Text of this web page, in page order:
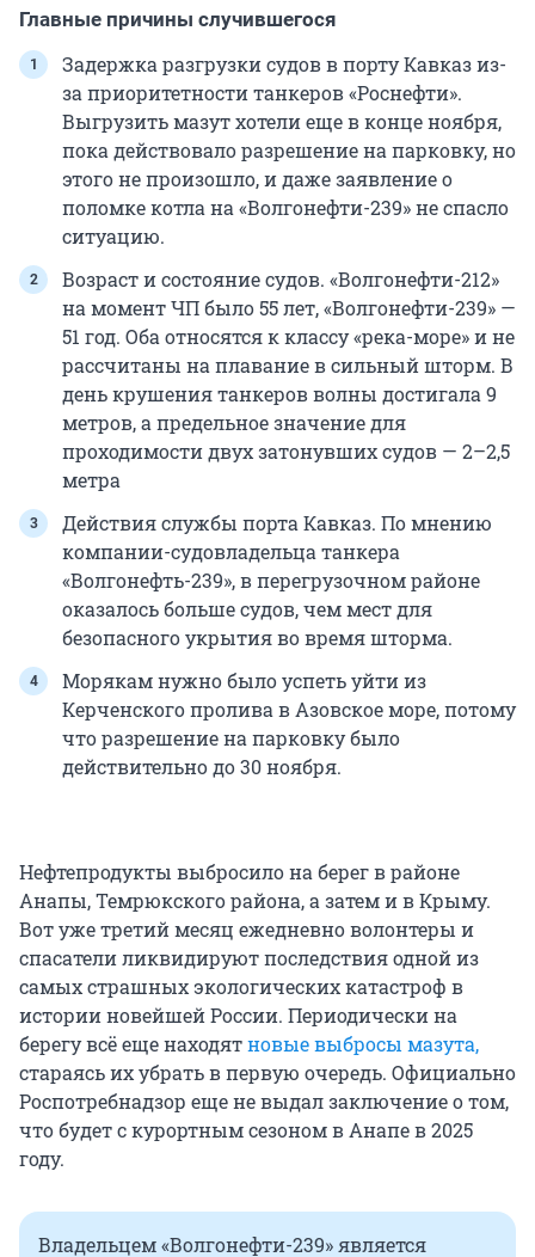
Главные причины случившегося
Задержка разгрузки судов в порту Кавказ из-
за приоритетности танкеров «Роснефти».
Выгрузить мазут хотели еще в конце ноября,
пока действовало разрешение на парковку, но
этого не произошло, и даже заявление о
поломке котла на «Волгонефти-239» не спасло
ситуацию.
Возраст и состояние судов. «Волгонефти-212»
на момент ЧП было 55 лет, «Волгонефти-239» —
51 год. Оба относятся к классу «река-море» и не
рассчитаны на плавание в сильный шторм. В
день крушения танкеров волны достигала 9
метров, а предельное значение для
проходимости двух затонувших судов — 2–2,5
метра
Действия службы порта Кавказ. По мнению
компании-судовладельца танкера
«Волгонефть-239», в перегрузочном районе
оказалось больше судов, чем мест для
безопасного укрытия во время шторма.
Морякам нужно было успеть уйти из
Керченского пролива в Азовское море, потому
что разрешение на парковку было
действительно до 30 ноября.
Нефтепродукты выбросило на берег в районе
Анапы, Темрюкского района, а затем и в Крыму.
Вот уже третий месяц ежедневно волонтеры и
спасатели ликвидируют последствия одной из
самых страшных экологических катастроф в
истории новейшей России. Периодически на
берегу всё еще находятновые выбросы мазута,
стараясь их убрать в первую очередь. Официально
Роспотребнадзор еще не выдал заключение о том,
что будет с курортным сезоном в Анапе в 2025
году.
Владельцем «Волгонефти-239» является